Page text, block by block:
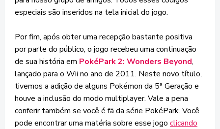
especiais são inseridos na tela inicial do jogo.
Por fim, após obter uma recepção bastante positiva
por parte do público, o jogo recebeu uma continuação
de sua história em PokéPark 2: Wonders Beyond,
lançado para o Wii no ano de 2011. Neste novo título,
tivemos a adição de alguns Pokémon da 5ª Geração e
houve a inclusão do modo multiplayer. Vale a pena
conferir também se você é fã da série PokéPark. Você
pode encontrar uma matéria sobre esse jogo clicando